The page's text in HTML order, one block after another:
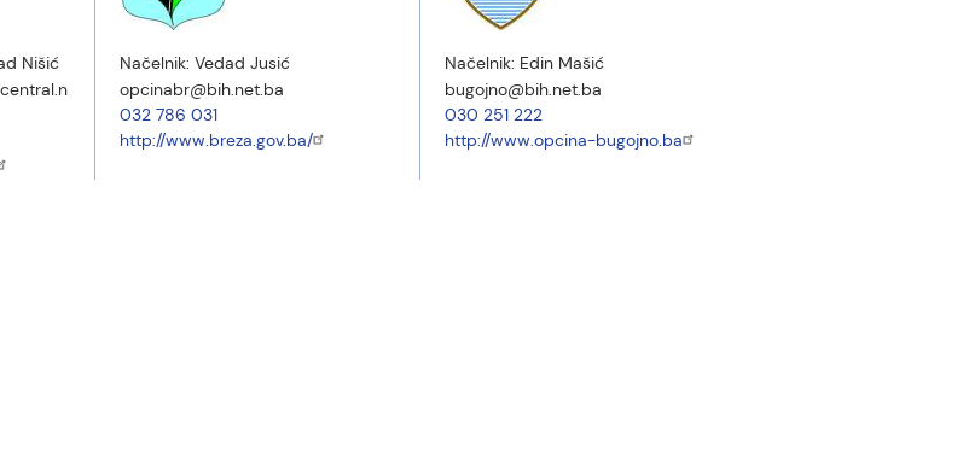
Nišić
Načelnik:Vedad Jusić
opcinabr@bih.net.ba
032 786 031
http://www.breza.gov.ba/
Načelnik: Edin Mašić
bugojno@bih.net.ba
030 251 222
http://www.opcina-bugojno.ba